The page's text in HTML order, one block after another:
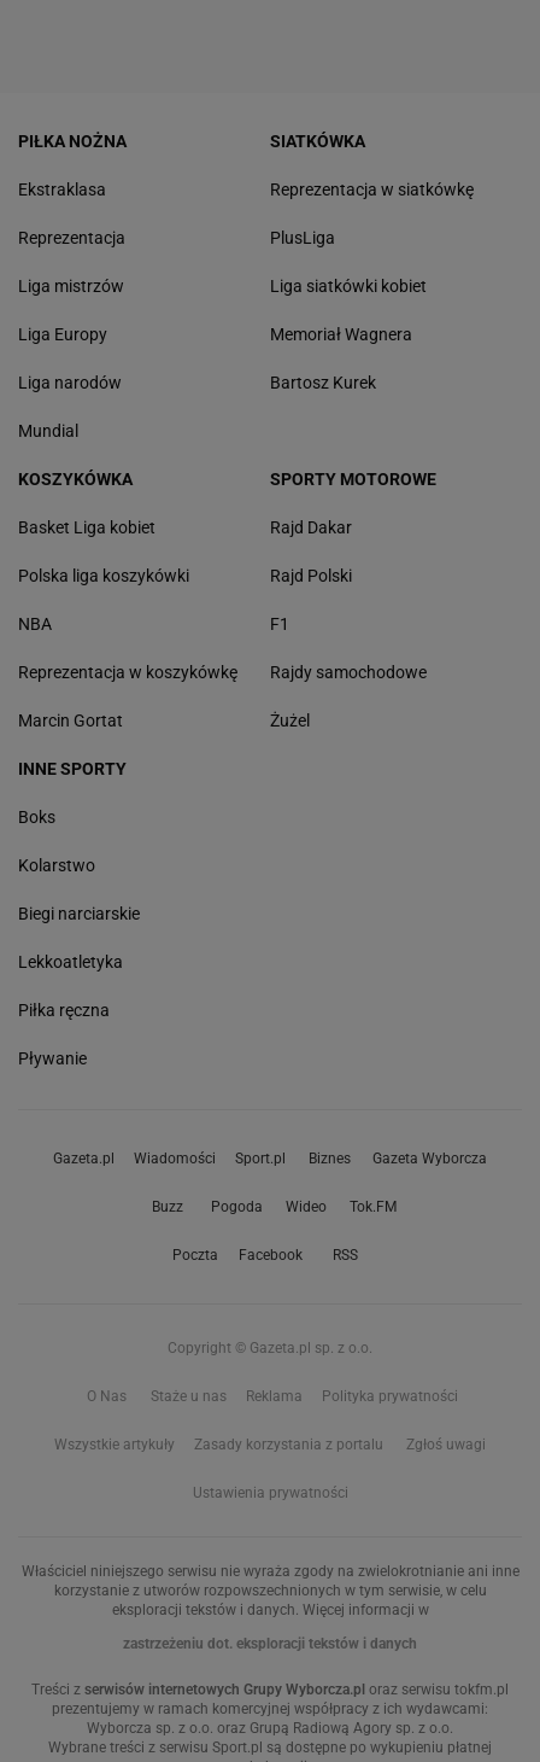
PIŁKA NOŻNA
Ekstraklasa
Reprezentacja
Liga mistrzów
Liga Europy
Liga narodów
Mundial
SIATKÓWKA
Reprezentacja w siatkówkę
PlusLiga
Liga siatkówki kobiet
Memoriał Wagnera
Bartosz Kurek
KOSZYKÓWKA
Basket Liga kobiet
Polska liga koszykówki
NBA
Reprezentacja w koszykówkę
Marcin Gortat
SPORTY MOTOROWE
Rajd Dakar
Rajd Polski
F1
Rajdy samochodowe
Żużel
INNE SPORTY
Boks
Kolarstwo
Biegi narciarskie
Lekkoatletyka
Piłka ręczna
Pływanie
Gazeta.pl Wiadomości Sport.pl Biznes Gazeta Wyborcza
Buzz Pogoda Wideo Tok.FM
Poczta Facebook RSS
Copyright © Gazeta.pl sp. z o.o.
O Nas Staże u nas Reklama Polityka prywatności
Wszystkie artykuły Zasady korzystania z portalu Zgłoś uwagi
Ustawienia prywatności
Właściciel niniejszego serwisu nie wyraża zgody na zwielokrotnianie ani inne
korzystanie z utworów rozpowszechnionych w tym serwisie, w celu
eksploracji tekstów i danych. Więcej informacji w
zastrzeżeniu dot. eksploracji tekstów i danych
Treści z serwisów internetowych Grupy Wyborcza.pl oraz serwisu tokfm.pl
prezentujemy w ramach komercyjnej współpracy z ich wydawcami:
Wyborcza sp. z o.o. oraz Grupą Radiową Agory sp. z o.o.
Wybrane treści z serwisu Sport.pl są dostępne po wykupieniu płatnej